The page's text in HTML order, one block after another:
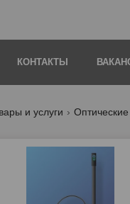
КОНТАКТЫ
и услуги